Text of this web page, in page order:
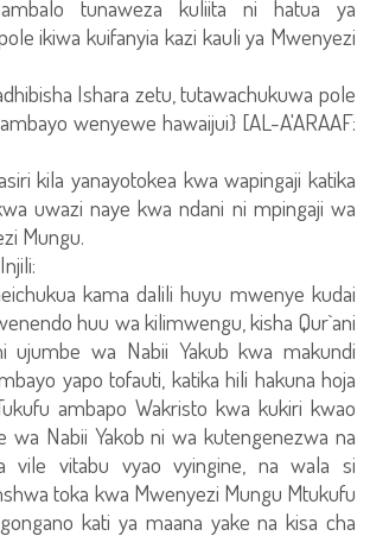
tunaweza kuliita ni hatua ya
ikiwa kuifanyia kazi kauli ya Mwenyezi
Ishara zetu, tutawachukuwa pole
wenyewe hawaijui} [AL-A'ARAAF:
kila yanayotokea kwa wapingaji katika
uwazi naye kwa ndani ni mpingaji wa
Mungu.
kama dalili huyu mwenye kudai
huu wa kilimwengu, kisha Qur`ani
ujumbe wa Nabii Yakub kwa makundi
yapo tofauti, katika hili hakuna hoja
ambapo Wakristo kwa kukiri kwao
wa Nabii Yakob ni wa kutengenezwa na
vile vitabu vyao vyingine, na wala si
toka kwa Mwenyezi Mungu Mtukufu
kati ya maana yake na kisa cha